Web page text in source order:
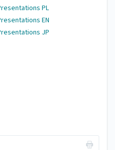
PL
EN
JP